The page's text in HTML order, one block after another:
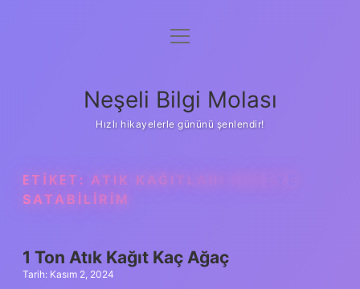
Anasayfa
Yasal Uyarı
menüyü
Neşeli Bilgi Molası
Hızlı hikayelerle gününü şenlendir!
ETIKET: ATIK KAĞITLARI NEREYE
SATABILIRIM
1 Ton Atık Kağıt Kaç Ağaç
Tarih: Kasım 2, 2024